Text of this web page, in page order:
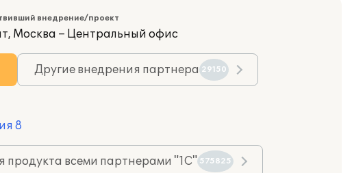
внедрение/проект
Москва – Центральный офис
Другие внедрения партнера 29150
8
продукта всеми партнерами "1С" 575825